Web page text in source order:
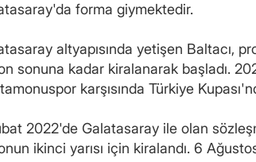
forma giymektedir.
altyapısında yetişen Baltacı,
sonuna kadar kiralanarak başladı.
karşısında Türkiye
2022'de Galatasaray ile olan
ikinci yarısı için kiralandı. 6